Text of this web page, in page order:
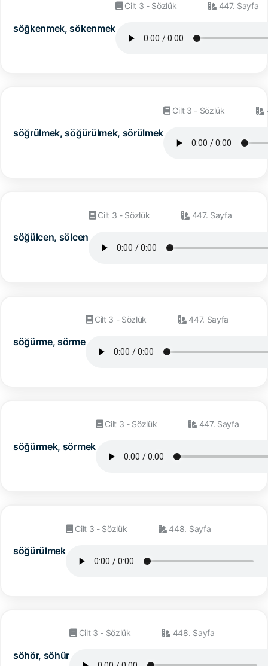
söğkenmek, sökenmek
Cilt 3 - Sözlük 447. Sayfa
söğrülmek, söğürülmek, sörülmek
Cilt 3 - Sözlük
söğülcen, sölcen
Cilt 3 - Sözlük 447. Sayfa
söğürme, sörme
Cilt 3 - Sözlük 447. Sayfa
söğürmek, sörmek
Cilt 3 - Sözlük 447. Sayfa
söğürülmek
Cilt 3 - Sözlük 448. Sayfa
söhör, söhür
Cilt 3 - Sözlük 448. Sayfa